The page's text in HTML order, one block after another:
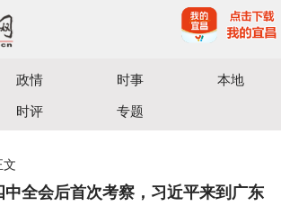
心主办
政情 时事
本地
时评 专题
文
全会后首次考察，习近平来到广东